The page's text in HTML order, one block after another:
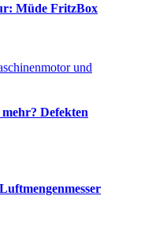
Müde FritzBox
Defekten